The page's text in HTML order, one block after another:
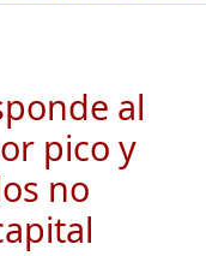
al
pico y
no